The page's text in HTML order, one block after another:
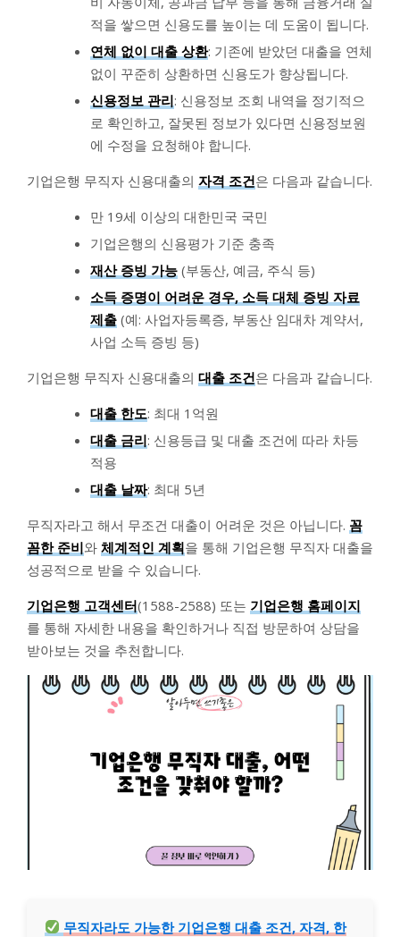
적을 쌓으면 신용도를 높이는 데 도움이 됩니다.
연체 없이 대출 상환: 기존에 받았던 대출을 연체
없이 꾸준히 상환하면 신용도가 향상됩니다.
신용정보 관리: 신용정보 조회 내역을 정기적으
로 확인하고, 잘못된 정보가 있다면 신용정보원
에 수정을 요청해야 합니다.
기업은행 무직자 신용대출의 자격 조건은 다음과 같습니다.
만 19세 이상의 대한민국 국민
기업은행의 신용평가 기준 충족
재산 증빙 가능 (부동산, 예금, 주식 등)
소득 증명이 어려운 경우, 소득 대체 증빙 자료
제출 (예: 사업자등록증, 부동산 임대차 계약서,
사업 소득 증빙 등)
기업은행 무직자 신용대출의 대출 조건은 다음과 같습니다.
대출 한도: 최대 1억원
대출 금리: 신용등급 및 대출 조건에 따라 차등
적용
대출 날짜: 최대 5년
무직자라고 해서 무조건 대출이 어려운 것은 아닙니다. 꼼
꼼한 준비와 체계적인 계획을 통해 기업은행 무직자 대출을
성공적으로 받을 수 있습니다.
기업은행 고객센터(1588-2588) 또는 기업은행 홈페이지
를 통해 자세한 내용을 확인하거나 직접 방문하여 상담을
받아보는 것을 추천합니다.
무직자라도 가능한 기업은행 대출 조건, 자격, 한